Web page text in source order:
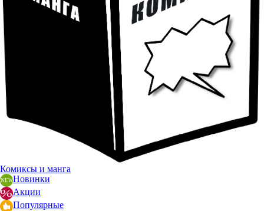
Комиксы и манга
Новинки
Акции
Популярные